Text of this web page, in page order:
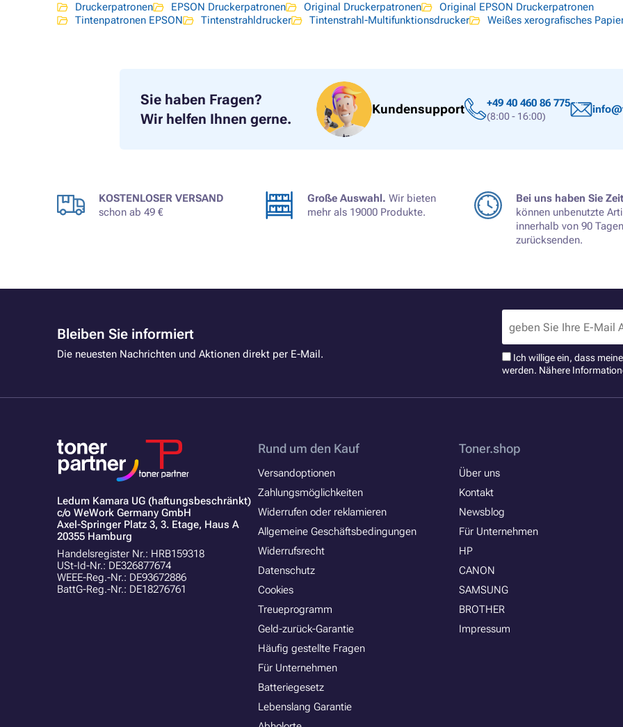
Druckerpatronen EPSON Druckerpatronen Original Druckerpatronen
Original EPSON Druckerpatronen
Tintenpatronen EPSON
Tintenstrahldrucker Tintenstrahl-Multifunktionsdrucker Weißes xerografisches
Sie haben Fragen?
Wir helfen Ihnen gerne.
Kundensupport +49 40 460 86 775
(8:00 - 16:00)
KOSTENLOSER VERSAND
schon ab 49 €
Große Auswahl. Wir bieten
mehr als 19000 Produkte.
Bei uns haben Sie
können unbenutzte
innerhalb von 90 Tagen
zurücksenden.
Bleiben Sie informiert
Die neuesten Nachrichten und Aktionen direkt per E-Mail.
Ich willige ein, dass
werden. Nähere
Ledum Kamara UG (haftungsbeschränkt)
c/o WeWork Germany GmbH
Axel-Springer Platz 3, 3. Etage, Haus A
20355 Hamburg
Handelsregister Nr.: HRB159318
USt-Id-Nr.: DE326877674
WEEE-Reg.-Nr.: DE93672886
BattG-Reg.-Nr.: DE18276761
Rund um den Kauf
Versandoptionen
Zahlungsmöglichkeiten
Widerrufen oder reklamieren
Allgemeine Geschäftsbedingungen
Widerrufsrecht
Datenschutz
Cookies
Treueprogramm
Geld-zurück-Garantie
Häufig gestellte Fragen
Für Unternehmen
Batteriegesetz
Lebenslang Garantie
Toner.shop
Über uns
Kontakt
Newsblog
Für Unternehmen
HP
CANON
SAMSUNG
BROTHER
Impressum